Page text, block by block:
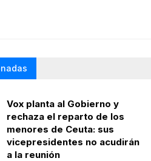
Vox planta al Gobierno y
rechaza el reparto de los
menores de Ceuta: sus
vicepresidentes no acudirán
a la reunión